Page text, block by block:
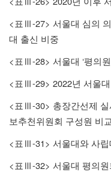
< 표 Ⅲ-27> 서울대 심의
대 출신 비중
< 표 Ⅲ-28> 서울대 ‘평의원
< 표 Ⅲ-29> 2022년 서울대
< 표 Ⅲ-30> 총장간선제
보추천위원회 구성원 비교
< 표 Ⅲ-31> 서울대와 사
< 표 Ⅲ-32> 서울대 평의